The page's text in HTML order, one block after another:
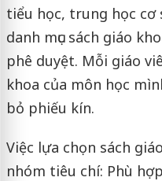
tiểu học, trung học cơ
danh mục sách giáo
phê duyệt. Mỗi giáo
khoa của môn học
bỏ phiếu kín.
Việc lựa chọn sách
nhóm tiêu chí: Phù